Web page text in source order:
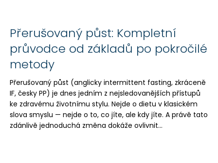
Přerušovaný půst: Kompletní
průvodce od základů po pokročilé
metody
Přerušovaný půst (anglicky intermittent fasting, zkráceně
IF, česky PP) je dnes jedním z nejsledovanějších přístupů
ke zdravému životnímu stylu. Nejde o dietu v klasickém
slova smyslu — nejde o to, co jíte, ale kdy jíte. A právě tato
zdánlivě jednoduchá změna dokáže ovlivnit...